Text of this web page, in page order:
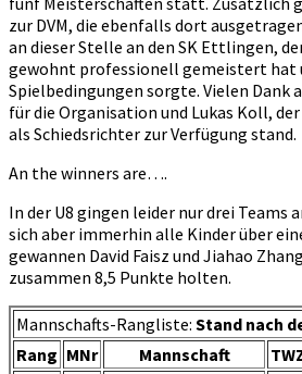
zur DVM, die ebenfalls dort
an dieser Stelle an den SK Ettlingen,
gewohnt professionell gemeistert hat
Spielbedingungen sorgte. Vielen Dank
für die Organisation und Lukas Koll,
als Schiedsrichter zur Verfügung stand.
An the winners are….
In der U8 gingen leider nur drei Teams
sich aber immerhin alle Kinder über
gewannen David Faisz und Jiahao
zusammen 8,5 Punkte holten.
Mannschafts-Rangliste: Stand nach
Rang MNr Mannschaft